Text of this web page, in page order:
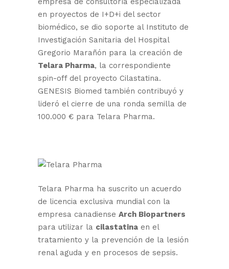
en proyectos de I+D+i del sector
biomédico, se dio soporte al Instituto de
Investigación Sanitaria del Hospital
Gregorio Marañón para la creación de
Telara Pharma, la correspondiente
spin-off del proyecto Cilastatina.
GENESIS Biomed también contribuyó y
lideró el cierre de una ronda semilla de
100.000 € para Telara Pharma.
Telara Pharma ha suscrito un acuerdo
de licencia exclusiva mundial con la
empresa canadiense Arch Biopartners
para utilizar la cilastatina en el
tratamiento y la prevención de la lesión
renal aguda y en procesos de sepsis.